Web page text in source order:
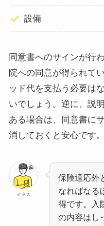
設備
同意書へのサインが行
院への同意が得られて
ッド代を支払う必要は
いでしょう。逆に、説
ある場合は、同意書に
消しておくと安心です。
マネ太
保険適応外
なればなる
得です。入
の内容はし